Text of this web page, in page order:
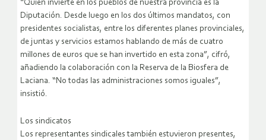
“Quien invierte en los pueblos de nuestra provincia es la
Diputación. Desde luego en los dos últimos mandatos, con
presidentes socialistas, entre los diferentes planes provinciales,
de juntas y servicios estamos hablando de más de cuatro
millones de euros que se han invertido en esta zona”, cifró,
añadiendo la colaboración con la Reserva de la Biosfera de
Laciana. “No todas las administraciones somos iguales”,
insistió.
Los sindicatos
Los representantes sindicales también estuvieron presentes,